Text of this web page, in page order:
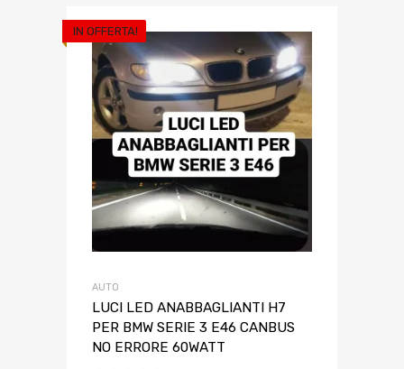
IN OFFERTA!
AUTO
LUCI LED ANABBAGLIANTI H7
PER BMW SERIE 3 E46 CANBUS
NO ERRORE 60WATT